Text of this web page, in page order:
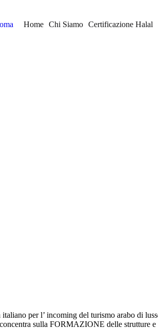
Home Chi Siamo Certificazione Halal
per l’ incoming del turismo arabo di
sulla FORMAZIONE delle strutture